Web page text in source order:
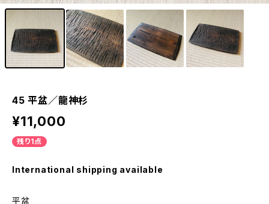
45 平盆／龍神杉
¥11,000
残り1点
International shipping available
平盆